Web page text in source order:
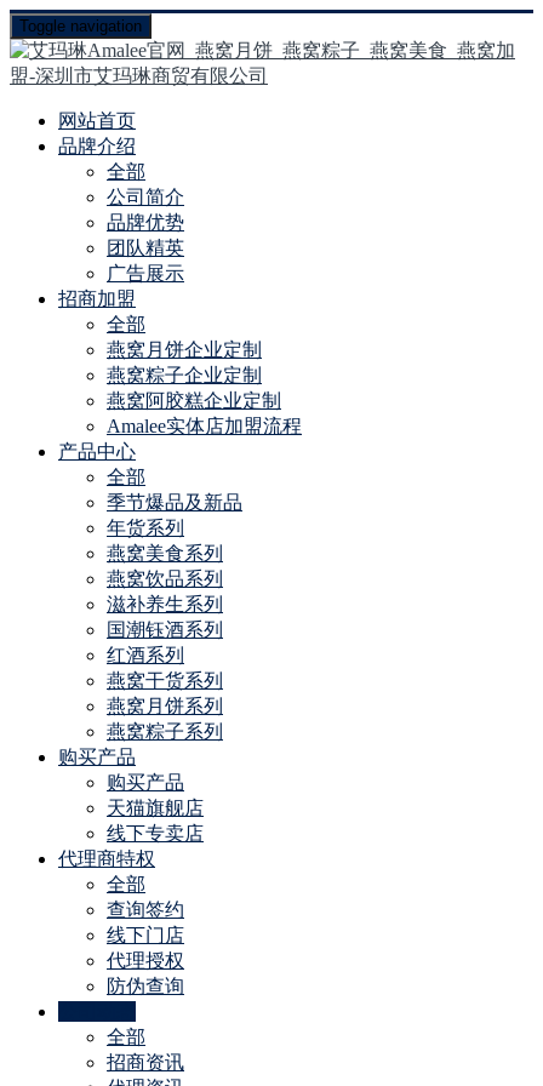
Toggle navigation
网站首页
品牌介绍
全部
公司简介
品牌优势
团队精英
广告展示
招商加盟
全部
燕窝月饼企业定制
燕窝粽子企业定制
燕窝阿胶糕企业定制
Amalee实体店加盟流程
产品中心
全部
季节爆品及新品
年货系列
燕窝美食系列
燕窝饮品系列
滋补养生系列
国潮钰酒系列
红酒系列
燕窝干货系列
燕窝月饼系列
燕窝粽子系列
购买产品
购买产品
天猫旗舰店
线下专卖店
代理商特权
全部
查询签约
线下门店
代理授权
防伪查询
全部
招商资讯